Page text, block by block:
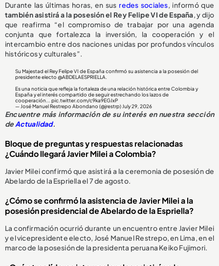
Durante las últimas horas, en sus redes sociales, informó que
también asistirá a la posesión el Rey Felipe VI de España, y dijo
que reafirma “el compromiso de trabajar por una agenda
conjunta que fortalezca la inversión, la cooperación y el
intercambio entre dos naciones unidas por profundos vínculos
históricos y culturales”.
Su Majestad el Rey Felipe VI de España confirmó su asistencia a la posesión del
presidente electo@ABDELAESPRIELLA
Es una noticia que refleja la fortaleza de una relación histórica entre Colombia y
España y el interés compartido de seguir estrechando los lazos de
cooperación...pic.twitter.com/c9ka9EGJxP
— José Manuel Restrepo Abondano (@jrestrp) July 29, 2026
Encuentre más información de su interés en nuestra sección
deActualidad.
Bloque de preguntas y respuestas relacionadas
¿Cuándo llegará Javier Milei a Colombia?
Javier Milei confirmó que asistirá a la ceremonia de posesión de
Abelardo de la Espriella el 7 de agosto.
¿Cómo se confirmó la asistencia de Javier Milei a la
posesión presidencial de Abelardo de la Espriella?
La confirmación ocurrió durante un encuentro entre Javier Milei
y el vicepresidente electo, José Manuel Restrepo, en Lima, en el
marco de la posesión de la presidenta peruana Keiko Fujimori.